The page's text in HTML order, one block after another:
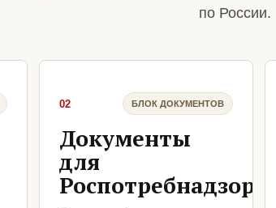
по России.
02 БЛОК ДОКУМЕНТОВ
Документы
для
Роспотребнадзора